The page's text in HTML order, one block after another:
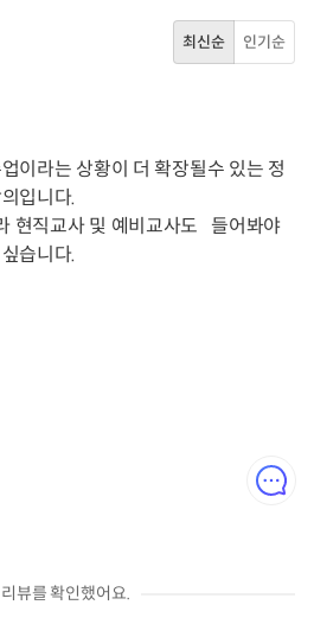
최신순 인기순
이라는 상황이 더 확장될수 있는 정
입니다.
현직교사 및 예비교사도   들어봐야
습니다.
뷰를 확인했어요.